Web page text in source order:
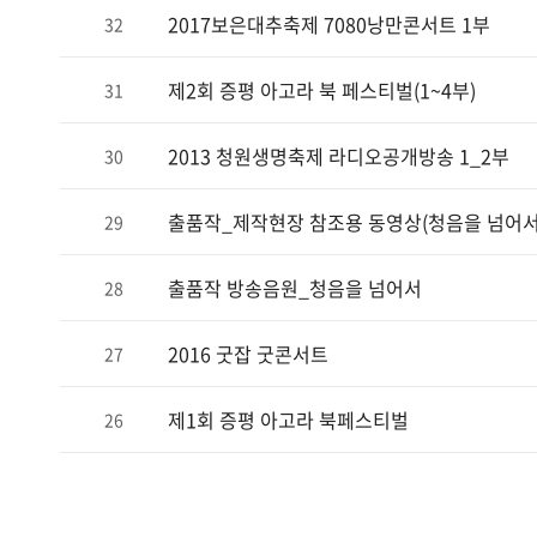
32 2017보은대추축제 7080낭만콘서트 1부
31 제2회 증평 아고라 북 페스티벌(1~4부)
30 2013 청원생명축제 라디오공개방송 1_2부
29 출품작_제작현장 참조용 동영상(청음을 넘어
28 출품작 방송음원_청음을 넘어서
27 2016 굿잡 굿콘서트
26 제1회 증평 아고라 북페스티벌